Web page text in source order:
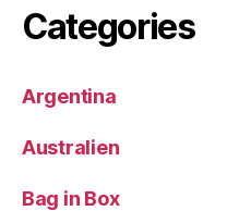
Categories
Argentina
Australien
Bag in Box